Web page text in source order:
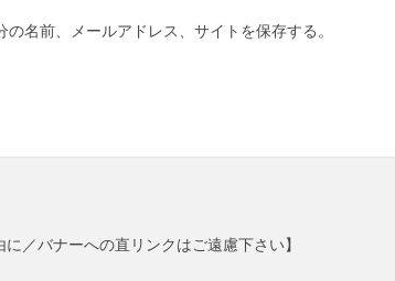
名前、メールアドレス、サイトを保存する。
／バナーへの直リンクはご遠慮下さい】